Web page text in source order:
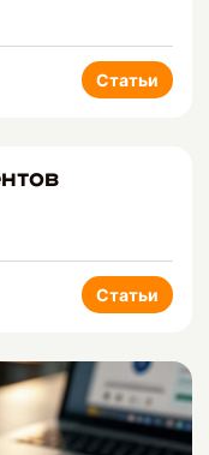
Статьи
Статьи